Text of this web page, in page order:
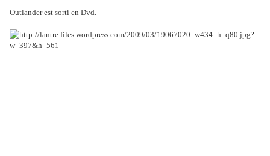
Outlander est sorti en Dvd.